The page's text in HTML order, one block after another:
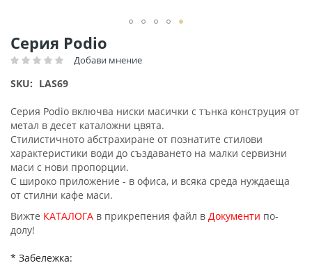
Серия Podio
Рейтинг: Добави мнение
SKU LAS69
Серия Podio включва ниски масички с тънка конструция от
метал в десет каталожни цвята.
Стилистичното абстрахиране от познатите стилови
характеристики води до създаването на малки сервизни
маси с нови пропорции.
С широко приложение - в офиса, и всяка среда нуждаеща
от стилни кафе маси.
Вижте КАТАЛОГА в прикрепения файл в Документи по-
долу!
* Забележка:
Преминете
към
началото
на
със
снимки